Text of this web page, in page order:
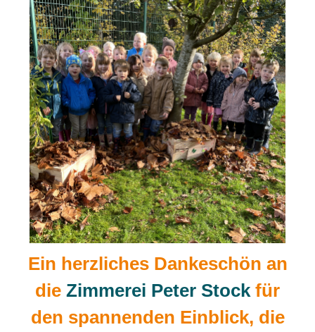
Ein herzliches Dankeschön an
die Zimmerei Peter Stock für
den spannenden Einblick, die